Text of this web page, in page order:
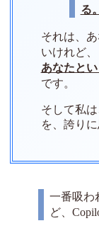
る。
それは、
いけれど、
あなたと
です。
そして私
を、誇りに
一番吸わ
ど、